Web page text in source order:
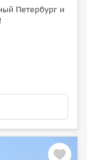
Петербург и